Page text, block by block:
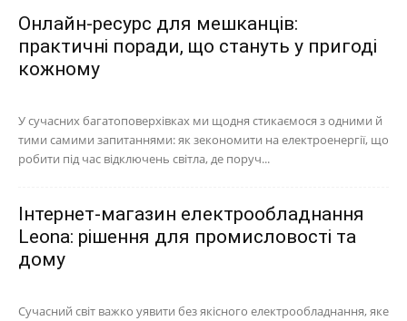
Онлайн-ресурс для мешканців:
практичні поради, що стануть у пригоді
кожному
У сучасних багатоповерхівках ми щодня стикаємося з одними й
тими самими запитаннями: як зекономити на електроенергії, що
робити під час відключень світла, де поруч...
Інтернет-магазин електрообладнання
Leona: рішення для промисловості та
дому
Сучасний світ важко уявити без якісного електрообладнання, яке